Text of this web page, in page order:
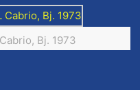
Bj. 1973